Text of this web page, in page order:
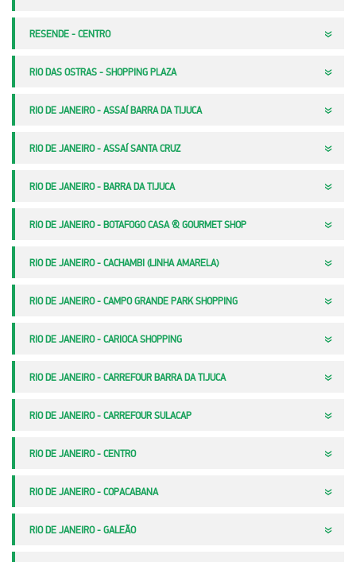
RESENDE - CENTRO
RIO DAS OSTRAS - SHOPPING PLAZA
RIO DE JANEIRO - ASSAÍ BARRA DA TIJUCA
RIO DE JANEIRO - ASSAÍ SANTA CRUZ
RIO DE JANEIRO - BARRA DA TIJUCA
RIO DE JANEIRO - BOTAFOGO CASA & GOURMET SHOP
RIO DE JANEIRO - CACHAMBI (LINHA AMARELA)
RIO DE JANEIRO - CAMPO GRANDE PARK SHOPPING
RIO DE JANEIRO - CARIOCA SHOPPING
RIO DE JANEIRO - CARREFOUR BARRA DA TIJUCA
RIO DE JANEIRO - CARREFOUR SULACAP
RIO DE JANEIRO - CENTRO
RIO DE JANEIRO - COPACABANA
RIO DE JANEIRO - GALEÃO